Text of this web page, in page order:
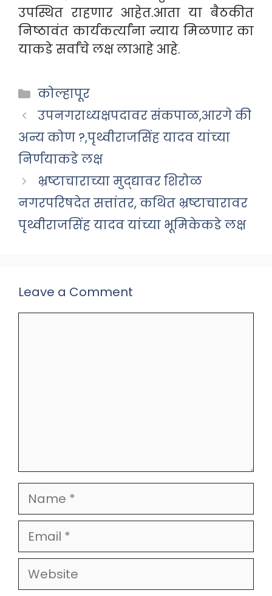
उपस्थित राहणार आहेत.आता या बैठकीत
निष्ठावंत कार्यकर्त्यांना न्याय मिळणार का
याकडे सर्वांचे लक्ष लाआहे आहे.
Categories
कोल्हापूर
उपनगराध्यक्षपदावर संकपाळ,आरगे की
अन्य कोण ?,पृथ्वीराजसिंह यादव यांच्या
निर्णयाकडे लक्ष
भ्रष्टाचाराच्या मुद्द्यावर शिरोळ
नगरपरिषदेत सत्तांतर, कथित भ्रष्टाचारावर
पृथ्वीराजसिंह यादव यांच्या भूमिकेकडे लक्ष
Leave a Comment
Name
Email
Website